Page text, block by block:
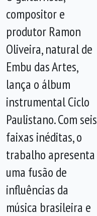
compositor e
produtor Ramon
Oliveira, natural de
Embu das Artes,
lança o álbum
instrumental Ciclo
Paulistano. Com seis
faixas inéditas, o
trabalho apresenta
uma fusão de
influências da
música brasileira e